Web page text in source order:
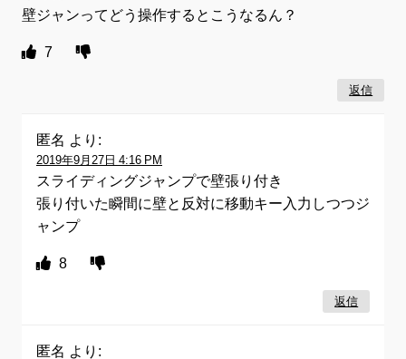
壁ジャンってどう操作するとこうなるん？
7
返信
匿名 より:
2019年9月27日 4:16 PM
スライディングジャンプで壁張り付き
張り付いた瞬間に壁と反対に移動キー入力しつつジ
ャンプ
8
返信
匿名 より: